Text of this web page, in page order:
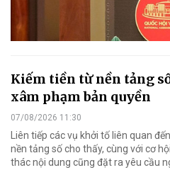
Kiếm tiền từ nền tảng
xâm phạm bản quyền
07/08/2026 11:30
Liên tiếp các vụ khởi tố liên quan
nền tảng số cho thấy, cùng với cơ
thác nội dung cũng đặt ra yêu cầu